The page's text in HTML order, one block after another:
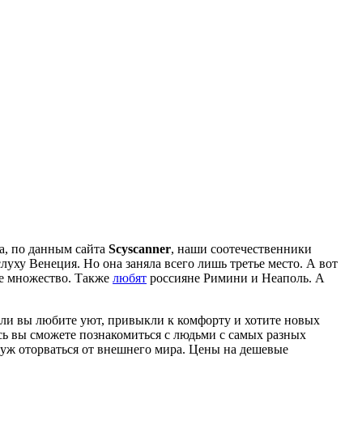
по данным сайта Scyscanner, наши соотечественники
Венеция. Но она заняла всего лишь третье место. А вот
множество. Также любят россияне Римини и Неаполь. А
вы любите уют, привыкли к комфорту и хотите новых
вы сможете познакомиться с людьми с самых разных
оторваться от внешнего мира. Цены на дешевые